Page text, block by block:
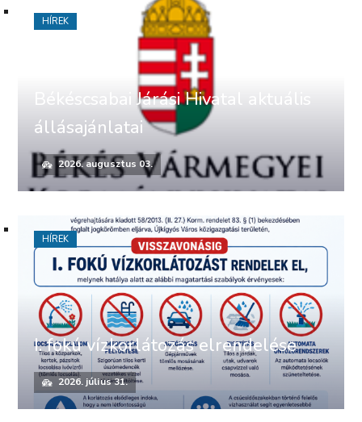
Békéscsabai Járási Hivatal aktuális
állásajánlatai
2026. augusztus 03.
HÍREK
I. fokú vízkorlátozás elrendelése
2026. július 31.
HÍREK